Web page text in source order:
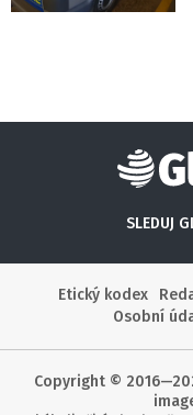
SLEDUJ
Etický kodex
Osobní
Copyright ©